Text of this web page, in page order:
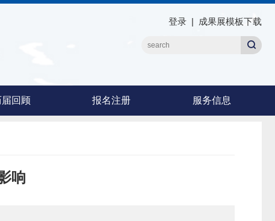
登录 | 成果展模板下载
届回顾 报名注册 服务信息
响